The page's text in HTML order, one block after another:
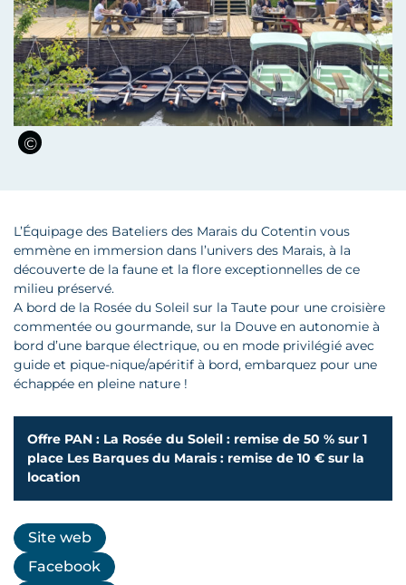
L’Équipage des Bateliers des Marais du Cotentin vous
emmène en immersion dans l’univers des Marais, à la
découverte de la faune et la flore exceptionnelles de ce
milieu préservé.
A bord de la Rosée du Soleil sur la Taute pour une croisière
commentée ou gourmande, sur la Douve en autonomie à
bord d’une barque électrique, ou en mode privilégié avec
guide et pique-nique/apéritif à bord, embarquez pour une
échappée en pleine nature !
Offre PAN : La Rosée du Soleil : remise de 50 % sur 1
place Les Barques du Marais : remise de 10 € sur la
location
Site web
Facebook